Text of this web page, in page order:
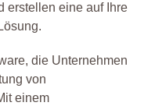
erstellen eine auf Ihre
die Unternehmen
von
einem